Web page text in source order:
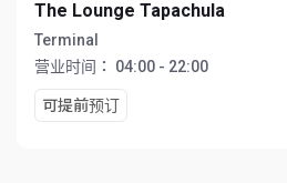
The Lounge Tapachula
Terminal
营业时间：
04:00 - 22:00
可提前预订